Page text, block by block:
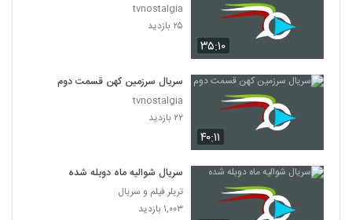
۳۵:۱۰
tvnostalgia
۲۵ بازدید
۴۰:۱۱
سریال سرزمین کهن قسمت دوم
tvnostalgia
۲۲ بازدید
سریال شوالیه ماه دوبله شده
تریلر فیلم و سریال
۱,۰۰۳ بازدید